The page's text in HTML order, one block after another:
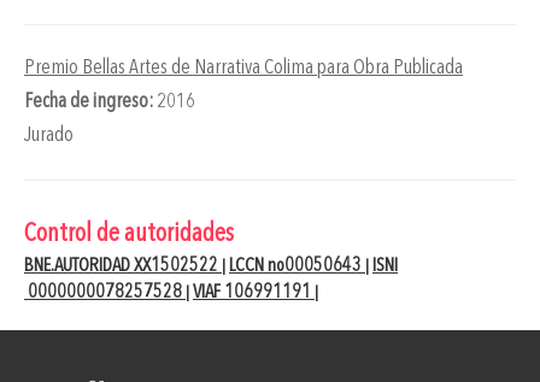
Premio Bellas Artes de Narrativa Colima para Obra Publicada
Fecha de ingreso: 2016
Jurado
Control de autoridades
BNE.AUTORIDAD XX1502522 LCCN no00050643
ISNI
0000000078257528 VIAF 106991191